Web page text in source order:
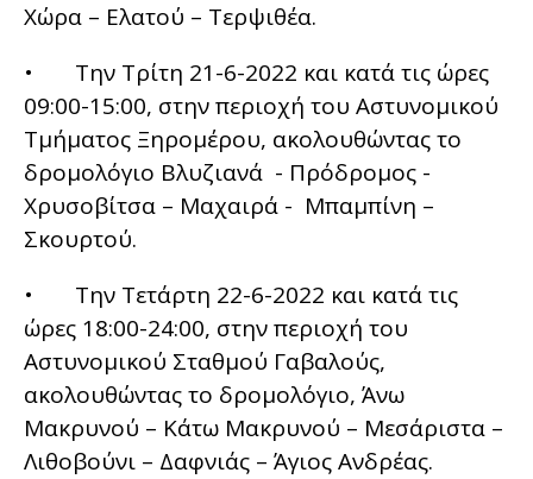
Χώρα – Ελατού – Τερψιθέα.
• Την Τρίτη 21-6-2022 και κατά τις ώρες
09:00-15:00, στην περιοχή του Αστυνομικού
Τμήματος Ξηρομέρου, ακολουθώντας το
δρομολόγιο Βλυζιανά - Πρόδρομος -
Χρυσοβίτσα – Μαχαιρά - Μπαμπίνη –
Σκουρτού.
• Την Τετάρτη 22-6-2022 και κατά τις
ώρες 18:00-24:00, στην περιοχή του
Αστυνομικού Σταθμού Γαβαλούς,
ακολουθώντας το δρομολόγιο, Άνω
Μακρυνού – Κάτω Μακρυνού – Μεσάριστα –
Λιθοβούνι – Δαφνιάς – Άγιος Ανδρέας.